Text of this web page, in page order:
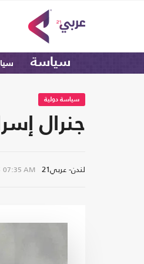
سياسة
سياسة دولية
جنرال
لندن- عربي21 07:35 AM